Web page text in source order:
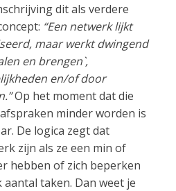
dit als verdere
“Een netwerk lijkt
maar werkt dwingend
en brengen`,
en/of door
Op het moment dat die
minder worden is
De logica zegt dat
zijn als ze een min of
hebben of zich beperken
taken. Dan weet je